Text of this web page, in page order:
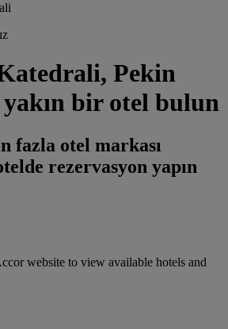
Pekin
bir otel bulun
fazla otel markası
rezervasyon yapın
website to view available hotels and